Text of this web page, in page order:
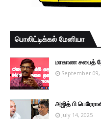
பொலிட்டிக்கல் மேனியா
மாகாண சபைத்
September 09,
அஜித் பி
July 14, 2025